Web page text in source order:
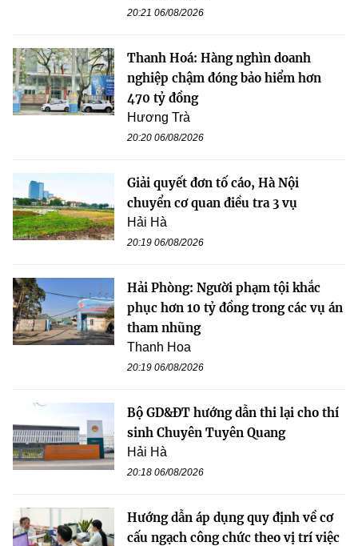
20:21 06/08/2026
Thanh Hoá: Hàng nghìn doanh
nghiệp chậm đóng bảo hiểm hơn
470 tỷ đồng
Hương Trà
20:20 06/08/2026
Giải quyết đơn tố cáo, Hà Nội
chuyển cơ quan điều tra 3 vụ
Hải Hà
20:19 06/08/2026
Hải Phòng: Người phạm tội khắc
phục hơn 10 tỷ đồng trong các vụ án
tham nhũng
Thanh Hoa
20:19 06/08/2026
Bộ GD&ĐT hướng dẫn thi lại cho thí
sinh Chuyên Tuyên Quang
Hải Hà
20:18 06/08/2026
Hướng dẫn áp dụng quy định về cơ
cấu ngạch công chức theo vị trí việc